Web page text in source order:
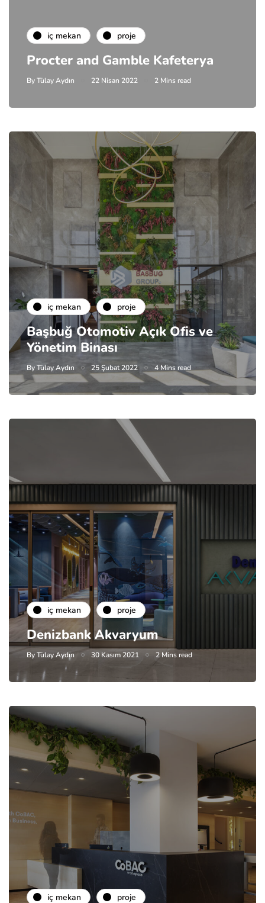
i̇ç mekan proje
Procter and Gamble Kafeterya
ByTülay Aydın 22 Nisan 2022 2 Mins read
i̇ç mekan proje
Başbuğ Otomotiv Açık Ofis ve
Yönetim Binası
ByTülay Aydın 25 Şubat 2022 4 Mins read
i̇ç mekan proje
Denizbank Akvaryum
ByTülay Aydın 30 Kasım 2021 2 Mins read
i̇ç mekan proje